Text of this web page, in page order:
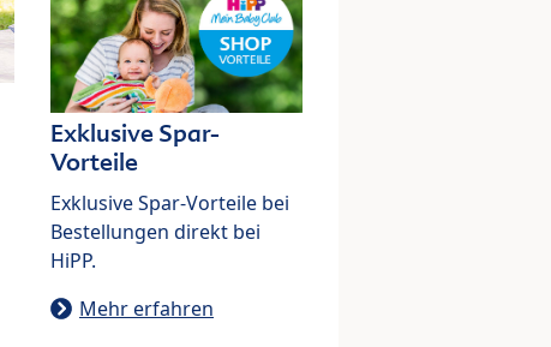
Exklusive Spar-
Vorteile
Exklusive Spar-Vorteile bei
Bestellungen direkt bei
HiPP.
Mehr erfahren